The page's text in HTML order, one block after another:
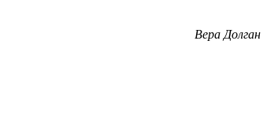
Вера Долган